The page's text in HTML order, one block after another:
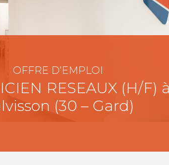
OFFRE D’EMPLOI
RESEAUX (H/F) à
(30 – Gard)